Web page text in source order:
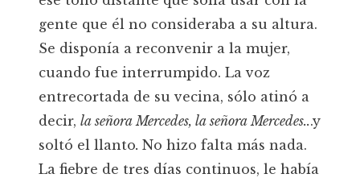
gente que él no consideraba a su altura.
Se disponía a reconvenir a la mujer,
cuando fue interrumpido. La voz
entrecortada de su vecina, sólo atinó a
decir, la señora Mercedes, la señora Mercedes...y
soltó el llanto. No hizo falta más nada.
La fiebre de tres días continuos, le había